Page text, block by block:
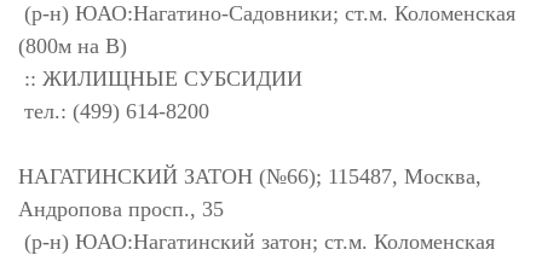
(р-н) ЮАО:Нагатино-Садовники; ст.м. Коломенская
(800м на В)
:: ЖИЛИЩНЫЕ СУБСИДИИ
тел.: (499) 614-8200
НАГАТИНСКИЙ ЗАТОН (№66); 115487, Москва,
Андропова просп., 35
(р-н) ЮАО:Нагатинский затон; ст.м. Коломенская